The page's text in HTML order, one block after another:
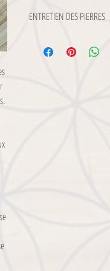
et/ou un avis médical,
émotionnel, mental et
ENTRETIEN DES PIERRES
accompagné de sa